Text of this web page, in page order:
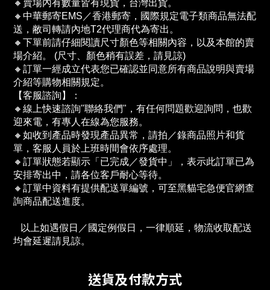
🔸賣場內有數量皆有現貨，台灣出貨。
🔸中華郵寄EMS／香港郵寄，國際規定電子類商品無法配
送，敝司轉請內地T2代理商代為寄出。
🔸下單前請仔細閱讀尺寸顏色等相關內容，以及本館的賣
場介紹。 (尺寸、顏色稍有誤差，請見諒)
🔸訂單一經成立代表您已確認並同意所有商品說明與賣場
介紹等購物相關規定。
【客服諮詢】：
🔸線上快速諮詢"聯絡我們"，有任何問題歡迎詢問，也歡
迎來電，有專人在線為您服務。
🔸如收到產品時發現產品異常，請拍／錄商品照片和貨
單，客服人員於上班時間會依序處理。
🔸訂單狀態若顯示「已完成／發貨中」，表示此訂單已為
安排寄出中，請各位客戶耐心等待。
🔸訂單中資料有提供配送單編號，可至黑貓宅急便官網查
詢商品配送進度。
均會延遲請見諒。
送貨及付款方式